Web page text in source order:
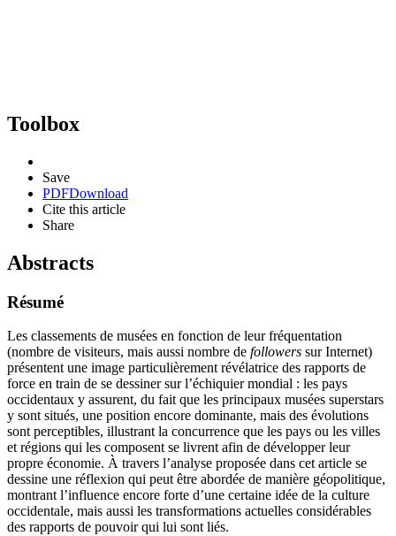
Toolbox
Save
PDFDownload
Cite this article
Share
Abstracts
Résumé
Les classements de musées en fonction de leur fréquentation
(nombre de visiteurs, mais aussi nombre de followers sur Internet)
présentent une image particulièrement révélatrice des rapports de
force en train de se dessiner sur l’échiquier mondial : les pays
occidentaux y assurent, du fait que les principaux musées superstars
y sont situés, une position encore dominante, mais des évolutions
sont perceptibles, illustrant la concurrence que les pays ou les villes
et régions qui les composent se livrent afin de développer leur
propre économie. À travers l’analyse proposée dans cet article se
dessine une réflexion qui peut être abordée de manière géopolitique,
montrant l’influence encore forte d’une certaine idée de la culture
occidentale, mais aussi les transformations actuelles considérables
des rapports de pouvoir qui lui sont liés.